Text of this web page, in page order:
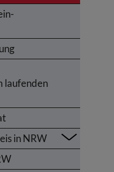
laufenden
in NRW